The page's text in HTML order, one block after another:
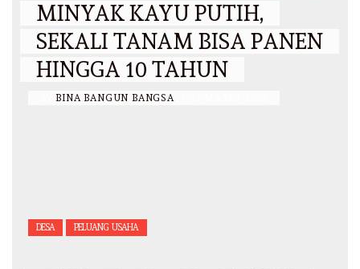
MINYAK KAYU PUTIH,
SEKALI TANAM BISA PANEN
HINGGA 10 TAHUN
BINA BANGUN BANGSA
DESA PELUANG USAHA